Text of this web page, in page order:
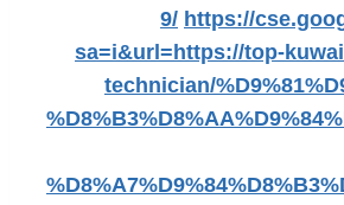
9/ https://
sa=i&url=https://top-
technician/